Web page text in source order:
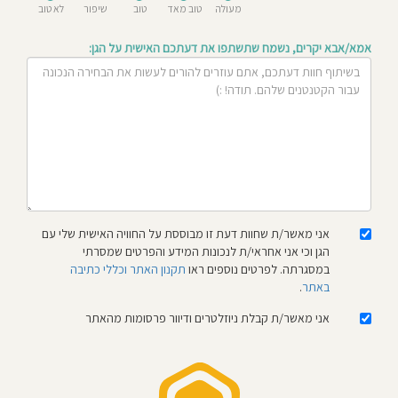
מעולה טוב מאד טוב
שיפור
לא טוב
אמא/אבא יקרים, נשמח שתשתפו את דעתכם האישית על הגן:
אני מאשר/ת שחוות דעת זו מבוססת על החוויה האישית שלי עם
הגן וכי אני אחראי/ת לנכונות המידע והפרטים שמסרתי
במסגרתה. לפרטים נוספים ראו תקנון האתר וכללי כתיבה
באתר.
אני מאשר/ת קבלת ניוזלטרים ודיוור פרסומות מהאתר